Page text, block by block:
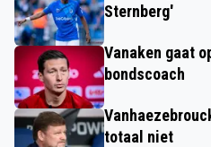
Sternberg'
Vanaken gaat
bondscoach
totaal niet